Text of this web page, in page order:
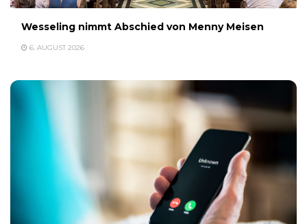
Wesseling nimmt Abschied von Menny Meisen
6. AUGUST 2026